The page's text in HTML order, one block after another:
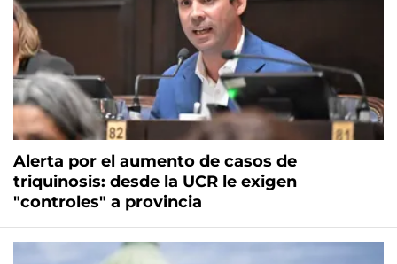
Alerta por el aumento de casos de
triquinosis: desde la UCR le exigen
"controles" a provincia